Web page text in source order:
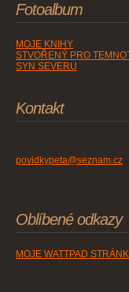
Fotoalbum
MOJE KNIHY
STVOŘENÝ PRO
SYN SEVERU
Kontakt
povidkypeta@seznam.cz
Oblíbené odkazy
MOJE WATTPAD